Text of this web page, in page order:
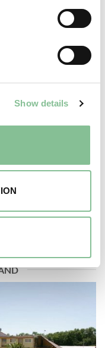
Show details
perfectos para